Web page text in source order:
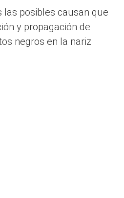
las posibles causan que
y propagación de
negros en la nariz